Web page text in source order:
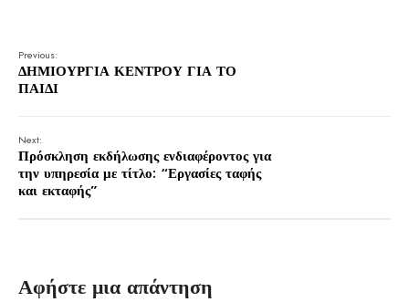
Previous:
ΔΗΜΙΟΥΡΓΙΑ ΚΕΝΤΡΟΥ ΓΙΑ ΤΟ
ΠΑΙΔΙ
Next:
Πρόσκληση εκδήλωσης ενδιαφέροντος για
την υπηρεσία με τίτλο: “Εργασίες ταφής
και εκταφής”
Αφήστε μια απάντηση